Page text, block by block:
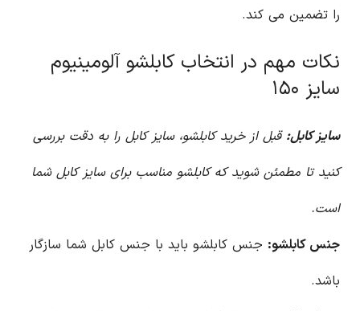
را تضمین می کند.
نکات مهم در انتخاب کابلشو آلومینیوم
سایز ۱۵۰
سایز کابل: قبل از خرید کابلشو، سایز کابل را به دقت بررسی
کنید تا مطمئن شوید که کابلشو مناسب برای سایز کابل شما
است.
جنس کابلشو: جنس کابلشو باید با جنس کابل شما سازگار
باشد.